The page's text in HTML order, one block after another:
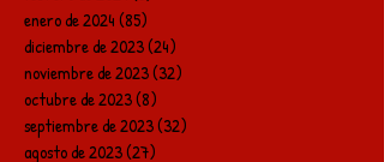
enero de 2024(85)
diciembre de 2023(24)
noviembre de 2023(32)
octubre de 2023(8)
septiembre de 2023(32)
agosto de 2023(27)